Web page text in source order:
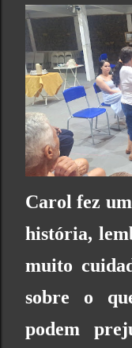
Carol fez
história,
muito
sobre o
podem